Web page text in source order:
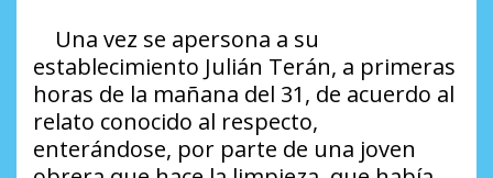
Una vez se apersona a su
establecimiento Julián Terán, a primeras
horas de la mañana del 31, de acuerdo al
relato conocido al respecto,
enterándose, por parte de una joven